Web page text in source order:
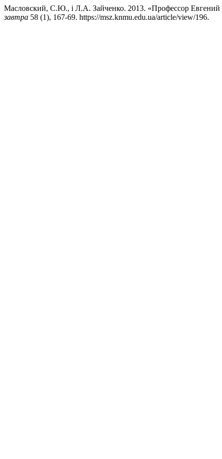
Масловский, С.Ю., і Л.А. Зайченко. 2013. «Профессор
завтра 58 (1), 167-69. https://msz.knmu.edu.ua/article/view/196.